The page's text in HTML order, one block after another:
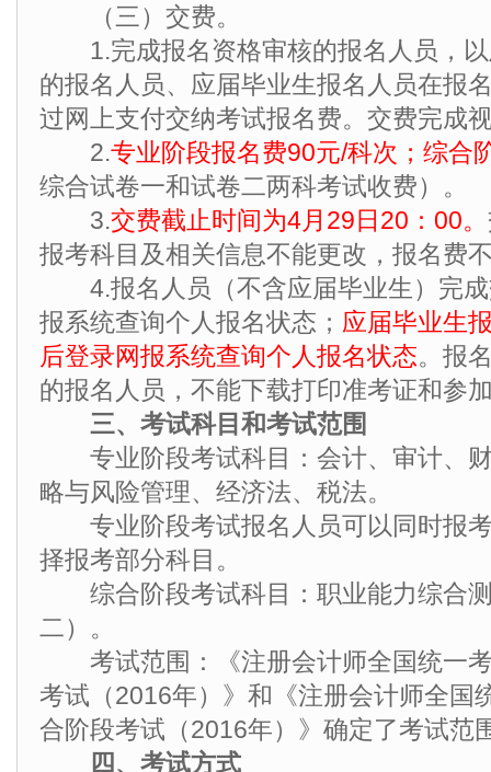
（三）交费。
1.完成报名资格审核的报名人员，以
的报名人员、应届毕业生报名人员在报
过网上支付交纳考试报名费。交费完成
2.专业阶段报名费90元/科次；综合
综合试卷一和试卷二两科考试收费）。
3.交费截止时间为4月29日20：00。
报考科目及相关信息不能更改，报名费
4.报名人员（不含应届毕业生）完成
报系统查询个人报名状态； 应届毕业生
后登录网报系统查询个人报名状态。报
的报名人员，不能下载打印准考证和参
三、考试科目和考试范围
专业阶段考试科目：会计、审计、财
略与风险管理、经济法、税法。
专业阶段考试报名人员可以同时报
择报考部分科目。
综合阶段考试科目：职业能力综合
二）。
考试范围：《注册会计师全国统一
考试（2016年）》和《注册会计师全
合阶段考试（2016年）》确定了考试范
四、考试方式